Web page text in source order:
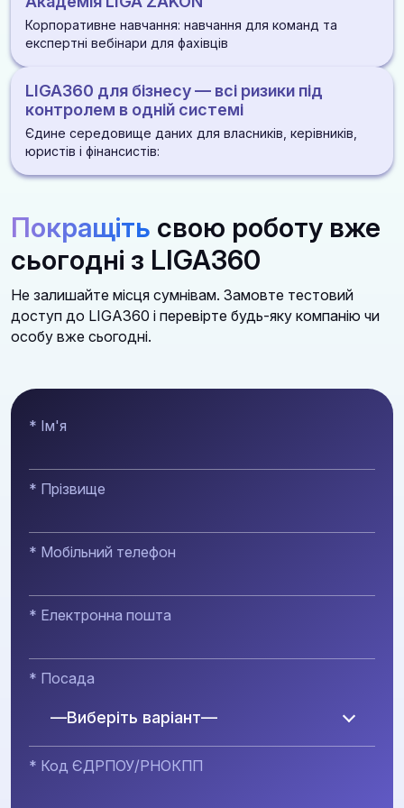
розпорядження
ДІЗНАТИСЯ БІЛЬШЕ
ДІЗНАТИСЯ БІЛЬШЕ
ДІЗНАТИСЯ БІЛЬШЕ
ДІЗНАТИСЯ БІЛЬШЕ
розірвань
Алерти по статусах і змінах під час процедури
Оцінка стійкості постачальника: фінанси, суди,
репутація
ДІЗНАТИСЯ БІЛЬШЕ
Корпоративне навчання: навчання для команд та
експертні вебінари для фахівців
ДІЗНАТИСЯ БІЛЬШЕ
LIGA360 для бізнесу — всі ризики під
контролем в одній системі
Єдине середовище даних для власників, керівників,
юристів і фінансистів:
Законодавство, перевірки, суди, контрагенти та
Алгоритми дій і автоматичні аналітичні звіти
Зручні доступи для роботи всієї команди із
можливістю створення індивідуальних
моніторингів та добірок
Покращіть свою роботу вже
сьогодні з LIGA360
Не залишайте місця сумнівам. Замовте тестовий
доступ до LIGA360 і перевірте будь-яку компанію чи
особу вже сьогодні.
* Ім'я
* Прізвище
* Мобільний телефон
* Електронна пошта
* Посада
—Виберіть варіант—
* Код ЄДРПОУ/РНОКПП